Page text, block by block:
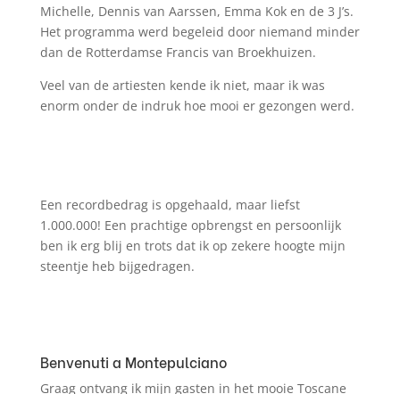
Michelle, Dennis van Aarssen, Emma Kok en de 3 J’s.
Het programma werd begeleid door niemand minder
dan de Rotterdamse Francis van Broekhuizen.
Veel van de artiesten kende ik niet, maar ik was
enorm onder de indruk hoe mooi er gezongen werd.
Een recordbedrag is opgehaald, maar liefst
1.000.000! Een prachtige opbrengst en persoonlijk
ben ik erg blij en trots dat ik op zekere hoogte mijn
steentje heb bijgedragen.
Benvenuti a Montepulciano
Graag ontvang ik mijn gasten in het mooie Toscane